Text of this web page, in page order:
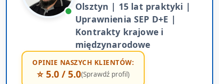
Olsztyn | 15 lat praktyki |
Uprawnienia SEP D+E |
Kontrakty krajowe i
międzynarodowe
OPINIE NASZYCH KLIENTÓW:
⭐ 5.0 / 5.0(Sprawdź profil)